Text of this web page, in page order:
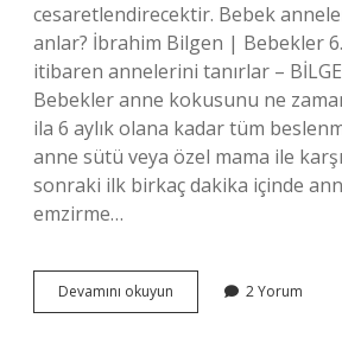
cesaretlendirecektir. Bebek
anlar? İbrahim Bilgen | Bebekler 6.
itibaren annelerini tanırlar –
Bebekler anne kokusunu ne
ila 6 aylık olana kadar tüm
anne sütü veya özel mama ile
sonraki ilk birkaç dakika içinde
emzirme…
Devamını okuyun Bebekler
Anne
2 Yorum